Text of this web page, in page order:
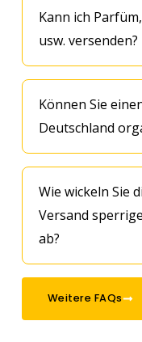
Kann ich
usw. versenden?
Können Sie
Deutschland
Wie wickeln Sie
Versand
ab?
Weitere FAQs